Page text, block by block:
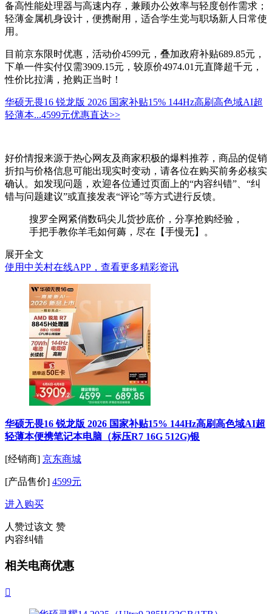
备高性能处理器与高速内存，兼顾办公效率与轻度创作需求；
轻薄金属机身设计，便携耐用，适合学生党与职场新人日常使
用。
目前京东限时优惠，活动价4599元，叠加政府补贴689.85元，
下单一件实付仅需3909.15元，较原价4974.01元直降超千元，
性价比拉满，抢购正当时！
华硕无畏16 锐龙版 2026 国家补贴15% 144Hz高刷高色域AI超
轻薄本...4599元优惠直达>>
好价情报来源于热心网友及商家积极的爆料推荐，商品的促销
折扣与价格信息可能出现实时变动，请各位在购买前务必核实
确认。如发现问题，欢迎各位通过页面上的“内容纠错”、“纠
错与问题建议”或直接发表“评论”等方式进行反馈。
搜罗全网紧俏数码尖儿货抄底价，分享抢购经验，
手把手教你羊毛如何薅，尽在【手慢无】。
展开全文
使用中关村在线APP，查看更多精彩资讯
华硕无畏16 锐龙版 2026 国家补贴15% 144Hz高刷高色域AI超
轻薄本便携笔记本电脑（标压R7 16G 512G)银
[经销商] 京东商城
[产品售价] 4599元
进入购买
人赞过该文 赞
内容纠错
相关电商优惠
